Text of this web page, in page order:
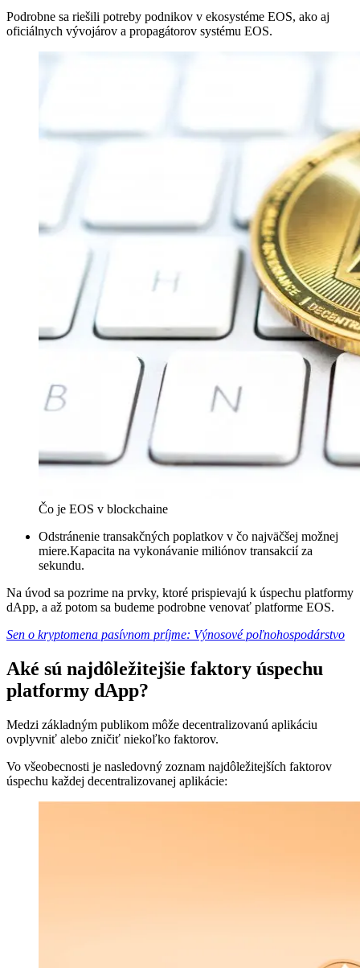
Podrobne sa riešili potreby podnikov v ekosystéme EOS, ako aj
oficiálnych vývojárov a propagátorov systému EOS.
Čo je EOS v blockchaine
Odstránenie transakčných poplatkov v čo najväčšej možnej
miere.Kapacita na vykonávanie miliónov transakcií za
sekundu.
Na úvod sa pozrime na prvky, ktoré prispievajú k úspechu platformy
dApp, a až potom sa budeme podrobne venovať platforme EOS.
Sen o kryptomena pasívnom príjme: Výnosové poľnohospodárstvo
Aké sú najdôležitejšie faktory úspechu
platformy dApp?
Medzi základným publikom môže decentralizovanú aplikáciu
ovplyvniť alebo zničiť niekoľko faktorov.
Vo všeobecnosti je nasledovný zoznam najdôležitejších faktorov
úspechu každej decentralizovanej aplikácie: